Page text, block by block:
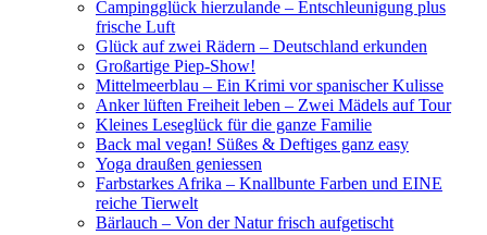
Campingglück hierzulande – Entschleunigung plus
frische Luft
Glück auf zwei Rädern – Deutschland erkunden
Großartige Piep-Show!
Mittelmeerblau – Ein Krimi vor spanischer Kulisse
Anker lüften Freiheit leben – Zwei Mädels auf Tour
Kleines Leseglück für die ganze Familie
Back mal vegan! Süßes & Deftiges ganz easy
Yoga draußen geniessen
Farbstarkes Afrika – Knallbunte Farben und EINE
reiche Tierwelt
Bärlauch – Von der Natur frisch aufgetischt